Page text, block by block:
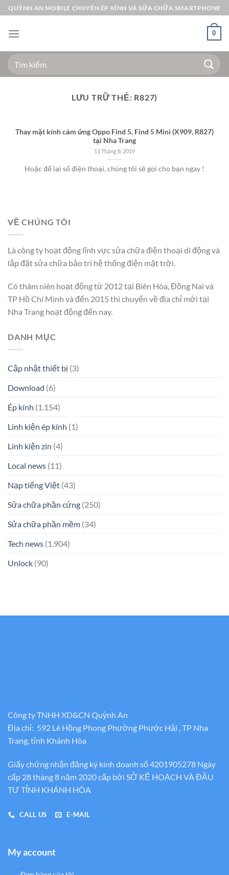
Bỏ
qua
nội
QUỲNH AN MOBILE CHUYÊN ÉP KÍNH VÀ SỬA CHỮA SMARTPHONE
0
Tìm
kiếm:
LƯU TRỮ THẺ: R827)
Thay mặt kính cảm ứng Oppo Find 5, Find 5 Mini (X909, R827)
tại Nha Trang
11 Tháng 8, 2019
Hoặc để lại số điện thoại, chúng tôi sẽ gọi cho bạn ngay !
VỀ CHÚNG TÔI
Là công ty hoạt động lĩnh vực sửa chữa điện thoại di động và
lắp đặt sửa chữa bảo trì hệ thống điện mặt trời.
Có thâm niên hoạt động từ 2012 tại Biên Hòa, Đồng Nai và
TP Hồ Chí Minh và đến 2015 thì chuyển về địa chỉ mới tại
Nha Trang hoạt động đến nay.
DANH MỤC
Cập nhật thiết bị (3)
Download (6)
Ép kính (1.154)
Linh kiện ép kính (1)
Linh kiện zin (4)
Local news (11)
Nạp tiếng Việt (43)
Sửa chữa phần cứng (250)
Sửa chữa phần mềm (34)
Tech news (1.904)
Unlock (90)
Công ty TNHH XD&CN Quỳnh An
Địa chỉ: 592 Lê Hồng Phong Phường Phước Hải , TP Nha
Trang, tỉnh Khánh Hòa
Giấy chứng nhận đăng ký kinh doanh số 4201905278 Ngày
cấp 28 tháng 8 năm 2020 cấp bới SỞ KẾ HOẠCH VÀ ĐẦU
TƯ TỈNH KHÁNH HÒA
CALL US E-MAIL
My account